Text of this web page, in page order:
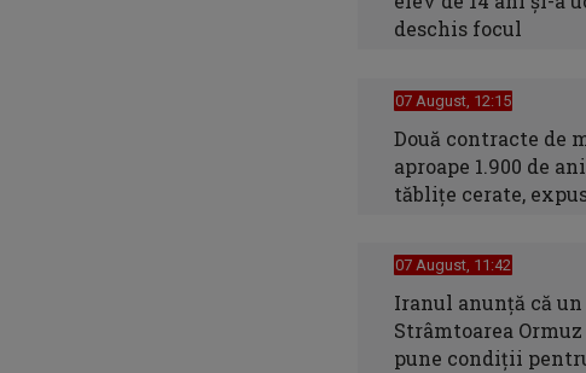
deschis focul
07 August, 12:15
Două contracte de
aproape 1.900 de
tăblițe cerate,
07 August, 11:42
Iranul anunță că
Strâmtoarea
pune condiții